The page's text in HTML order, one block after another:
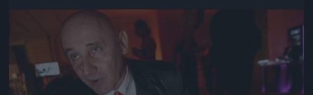
Jön még kép!